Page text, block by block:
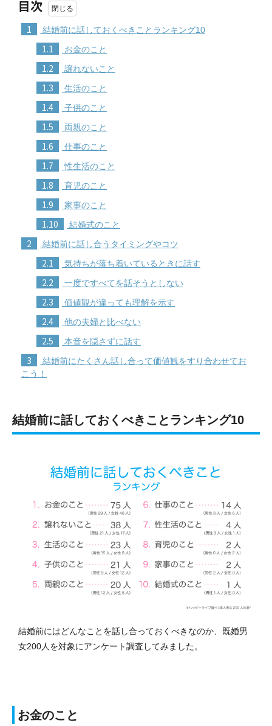
目次
1 結婚前に話しておくべきことランキング10
1.1 お金のこと
1.2 譲れないこと
1.3 生活のこと
1.4 子供のこと
1.5 両親のこと
1.6 仕事のこと
1.7 性生活のこと
1.8 育児のこと
1.9 家事のこと
1.10 結婚式のこと
2 結婚前に話し合うタイミングやコツ
2.1 気持ちが落ち着いているときに話す
2.2 一度ですべてを話そうとしない
2.3 価値観が違っても理解を示す
2.4 他の夫婦と比べない
2.5 本音を隠さずに話す
3
結婚前にたくさん話し合って価値観をすり合わせてお
こう！
結婚前に話しておくべきことランキング10
結婚前にはどんなことを話し合っておくべきなのか、既婚男
女200人を対象にアンケート調査してみました。
お金のこと